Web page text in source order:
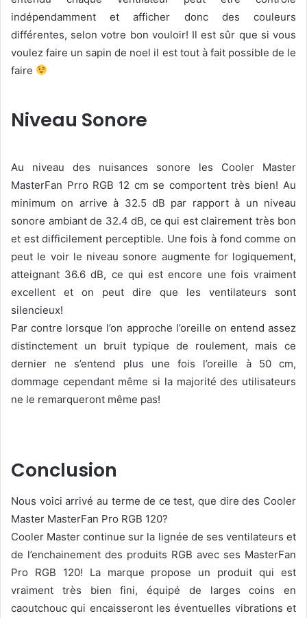
indépendamment et afficher donc des couleurs
différentes, selon votre bon vouloir! Il est sûr que si vous
voulez faire un sapin de noel il est tout à fait possible de le
faire
Niveau Sonore
Au niveau des nuisances sonore les Cooler Master
MasterFan Prro RGB 12 cm se comportent très bien! Au
minimum on arrive à 32.5 dB par rapport à un niveau
sonore ambiant de 32.4 dB, ce qui est clairement très bon
et est difficilement perceptible. Une fois à fond comme on
peut le voir le niveau sonore augmente for logiquement,
atteignant 36.6 dB, ce qui est encore une fois vraiment
excellent et on peut dire que les ventilateurs sont
silencieux!
Par contre lorsque l’on approche l’oreille on entend assez
distinctement un bruit typique de roulement, mais ce
dernier ne s’entend plus une fois l’oreille à 50 cm,
dommage cependant même si la majorité des utilisateurs
ne le remarqueront même pas!
Conclusion
Nous voici arrivé au terme de ce test, que dire des Cooler
Master MasterFan Pro RGB 120?
Cooler Master continue sur la lignée de ses ventilateurs et
de l’enchainement des produits RGB avec ses MasterFan
Pro RGB 120! La marque propose un produit qui est
vraiment très bien fini, équipé de larges coins en
caoutchouc qui encaisseront les éventuelles vibrations et